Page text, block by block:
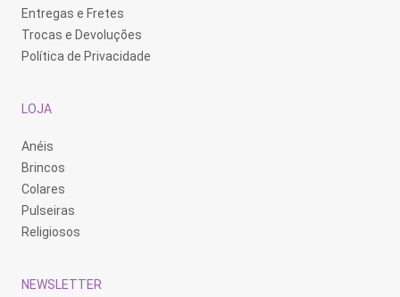
Entregas e Fretes
Trocas e Devoluções
Política de Privacidade
LOJA
Anéis
Brincos
Colares
Pulseiras
Religiosos
NEWSLETTER